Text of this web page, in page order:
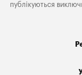
публікуються